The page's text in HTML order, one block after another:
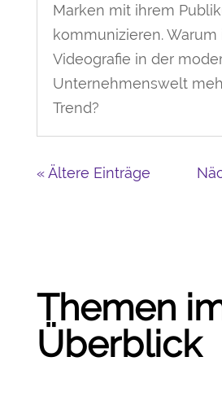
Marken mit ihrem
kommunizieren. Warum
Videografie in der
Unternehmenswelt
Trend?
« Ältere Einträge
Themen
Überblick